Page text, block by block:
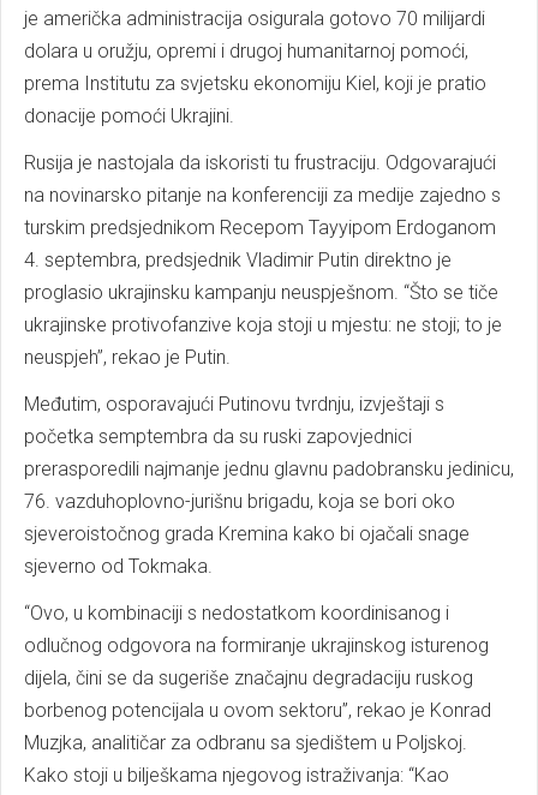
je američka administracija osigurala gotovo 70 milijardi
dolara u oružju, opremi i drugoj humanitarnoj pomoći,
prema Institutu za svjetsku ekonomiju Kiel, koji je pratio
donacije pomoći Ukrajini.
Rusija je nastojala da iskoristi tu frustraciju. Odgovarajući
na novinarsko pitanje na konferenciji za medije zajedno s
turskim predsjednikom Recepom Tayyipom Erdoganom
4. septembra, predsjednik Vladimir Putin direktno je
proglasio ukrajinsku kampanju neuspješnom. “Što se tiče
ukrajinske protivofanzive koja stoji u mjestu: ne stoji; to je
neuspjeh”, rekao je Putin.
Međutim, osporavajući Putinovu tvrdnju, izvještaji s
početka semptembra da su ruski zapovjednici
prerasporedili najmanje jednu glavnu padobransku jedinicu,
76. vazduhoplovno-jurišnu brigadu, koja se bori oko
sjeveroistočnog grada Kremina kako bi ojačali snage
sjeverno od Tokmaka.
“Ovo, u kombinaciji s nedostatkom koordinisanog i
odlučnog odgovora na formiranje ukrajinskog isturenog
dijela, čini se da sugeriše značajnu degradaciju ruskog
borbenog potencijala u ovom sektoru”, rekao je Konrad
Muzjka, analitičar za odbranu sa sjedištem u Poljskoj.
Kako stoji u bilješkama njegovog istraživanja: “Kao